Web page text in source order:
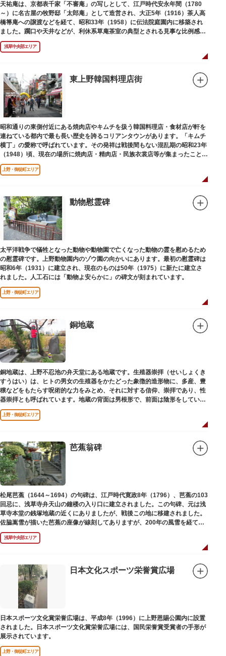
天祐庵は、京都表千家「不審庵」の写しとして、江戸時代安永年間（1780
～）に名古屋の牧野邸「太郎庵」として造営され、大正5年（1916）茶人高
橋箒庵への譲渡などを経て、昭和33年（1958）に伝法院庭園内に移築され
ました。躙口や天井などが、利休系草庵茶室の典型とされる見事な比例感を
醸し出しています。
浅草中央部エリア
東上野韓国料理店街
昭和通りの東側付近にある焼肉店やキムチを扱う韓国料理店・食材店が軒を
連ねている都内で最も長い歴史を誇るコリアンタウンがあります。「キムチ
横丁」の愛称で呼ばれています。その発祥は戦後間もない混乱期の昭和23年
（1948）頃、現在の場所に焼肉店・精肉店・民族衣裳店等が集まったことに
端を発しています。
上野・御徒町エリア
動物慰霊碑
太平洋戦争で犠牲となった動物や動物園で亡くなった動物の霊を慰めるため
の慰霊碑です。上野動物園内のゾウ園の向かいにあります。最初の慰霊碑は
昭和6年（1931）に建立され、現在のものは50年（1975）に新たに建立さ
れました。人工石には「動物よ安らかに」の碑文が刻まれています。
上野・御徒町エリア
銅地蔵
銅地蔵は、上野不忍池の弁天堂にある地蔵です。生殖器崇拝（せいしょくき
すうはい）は、ヒトの男女の生殖器をかたどった象徴的造形物に、多産、豊
穣などをもたらす呪術的な力をみとめ、それに対する信仰、崇拝であり、性
器崇拝とも呼ばれています。地蔵の背面は男根形で、前面は陰形をしていま
す。
上野・御徒町エリア
芭蕉翁碑
松尾芭蕉（1644～1694）の句碑は、江戸時代寛政8年（1796）、芭蕉の103
回忌に、浅草寺弁天山の鐘楼の入り口に建立されました。この句碑、元は浅
草寺本堂の銭塚地蔵の近くにありましたが、戦後この地に移建されました。
佐脇嵩雪が描いた芭蕉の座像が線刻してありますが、200年の風雪を経て、
碑石も欠損し、碑面の判読も困難となっています。
浅草中央部エリア
日本文化スポーツ栄誉賞広場
日本スポーツ文化賞栄誉広場は、平成8年（1996）に上野恩賜公園内に設置
されました。日本スポーツ文化賞栄誉広場には、国民栄誉賞受賞者の手形が
展示されています。
上野・御徒町エリア